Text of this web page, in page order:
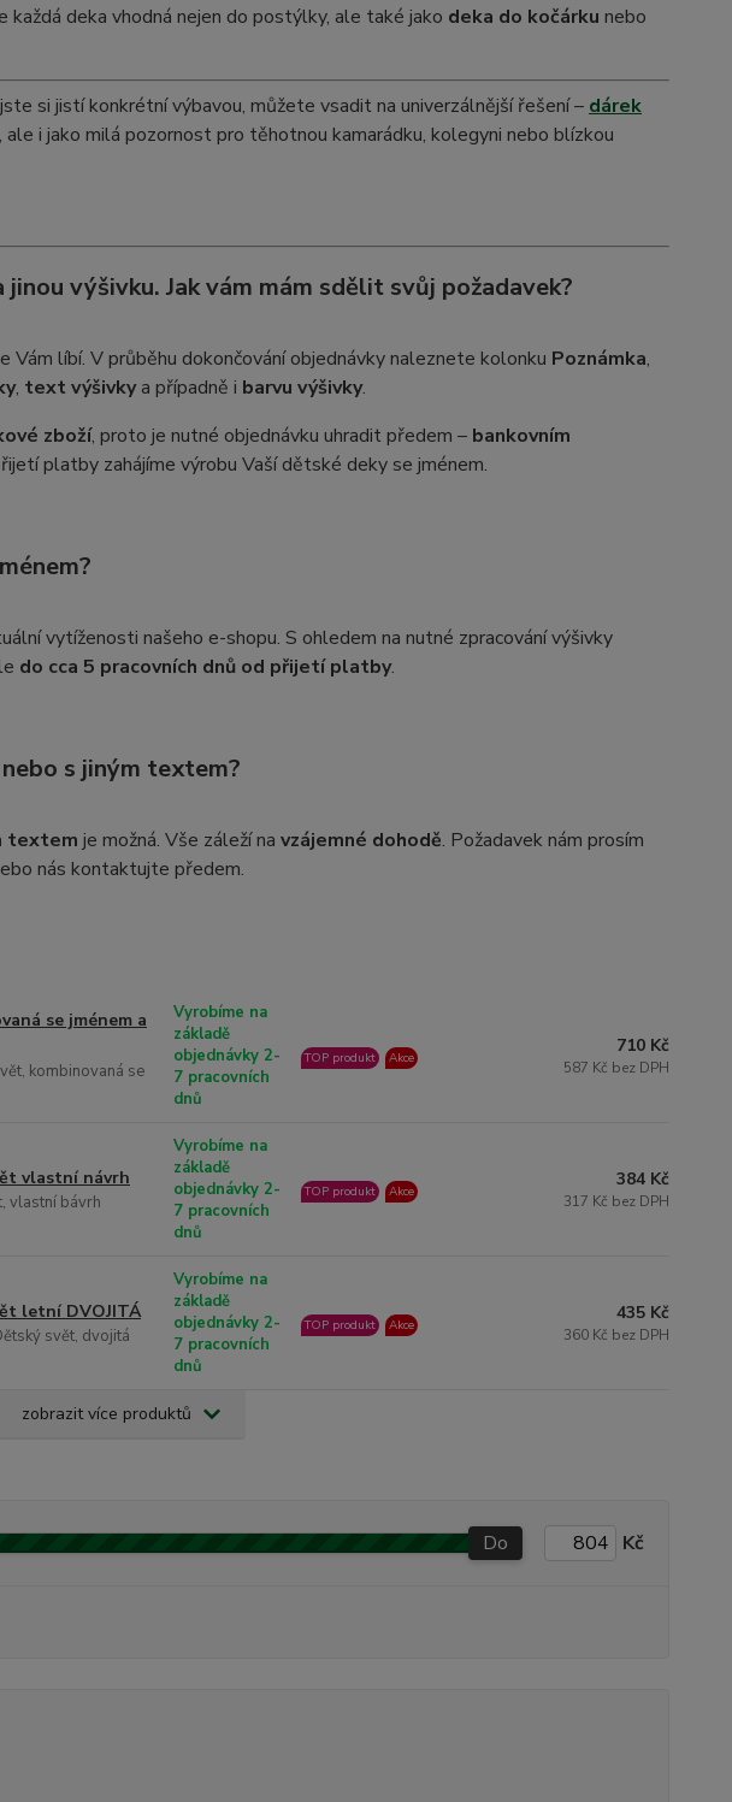
deka vhodná nejen do postýlky, ale také jako deka do kočárku nebo
si jistí konkrétní výbavou, můžete vsadit na univerzálnější řešení – dárek
ale i jako milá pozornost pro těhotnou kamarádku, kolegyni nebo blízkou
výšivku. Jak vám mám sdělit svůj požadavek?
líbí. V průběhu dokončování objednávky naleznete kolonku Poznámka,
, text výšivkya případně i barvu výšivky.
zboží, proto je nutné objednávku uhradit předem – bankovním
platby zahájíme výrobu Vaší dětské deky se jménem.
vytíženosti našeho e-shopu. S ohledem na nutné zpracování výšivky
do cca 5 pracovních dnů od přijetí platby.
s jiným textem?
textem je možná. Vše záleží na vzájemné dohodě. Požadavek nám prosím
nás kontaktujte předem.
se jménem a
kombinovaná se
Vyrobíme na
základě
objednávky 2-
7 pracovních
dnů
TOP produkt Akce
710 Kč
587 Kč bez DPH
vlastní návrh
vlastní bávrh
Vyrobíme na
základě
objednávky 2-
7 pracovních
dnů
TOP produkt Akce
384 Kč
317 Kč bez DPH
letní DVOJITÁ
svět, dvojitá
Vyrobíme na
základě
objednávky 2-
7 pracovních
dnů
TOP produkt Akce
435 Kč
360 Kč bez DPH
zobrazit více produktů
Do Kč